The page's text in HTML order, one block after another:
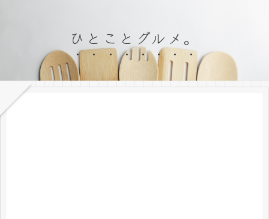
ひとことグルメ。